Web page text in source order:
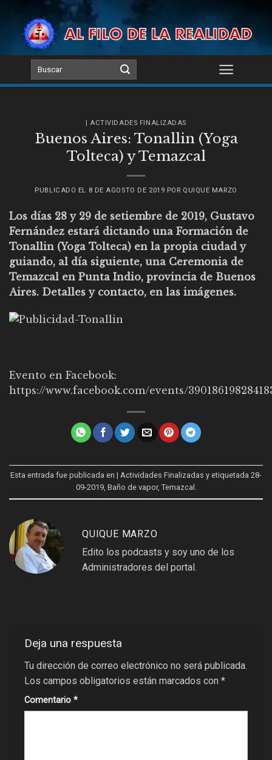
content
| ACTIVIDADES FINALIZADAS
Buenos Aires: Tonallin (Yoga
Tolteca) y Temazcal
PUBLICADO EL 8 DE AGOSTO DE 2019 POR QUIQUE MARZO
Los días 28 y 29 de setiembre de 2019, Gustavo
Fernández estará dictando una Formación de
Tonallin (Yoga Tolteca) en la propia ciudad y
guiando, al día siguiente, una Ceremonia de
Temazcal en Punta Indio, provincia de Buenos
Aires. Detalles y contacto, en las imágenes.
Evento en Facebook:
https://www.facebook.com/events/
Esta entrada fue publicada en | Actividades Finalizadas y etiquetada 28-
09-2019, Baño de vapor, Temazcal .
QUIQUE MARZO
Edito los podcasts y soy uno de los
Administradores del portal.
Deja una respuesta
Tu dirección de correo electrónico no será publicada.
Los campos obligatorios están marcados con *
Comentario *